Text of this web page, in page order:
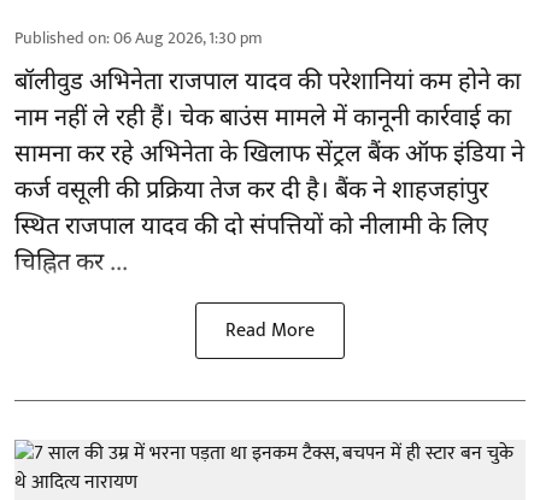
Published on:06 Aug 2026, 1:30 pm
बॉलीवुडअभिनेता राजपाल यादव की परेशानियां कम होने का
नाम नहीं ले रही हैं। चेक बाउंस मामले में कानूनी कार्रवाई का
सामना कर रहे अभिनेता के खिलाफ सेंट्रल बैंक ऑफ इंडिया ने
कर्ज वसूली की प्रक्रिया तेज कर दी है। बैंक ने शाहजहांपुर
स्थित राजपाल यादव की दो संपत्तियों को नीलामी के लिए
चिह्नित कर ...
Read More